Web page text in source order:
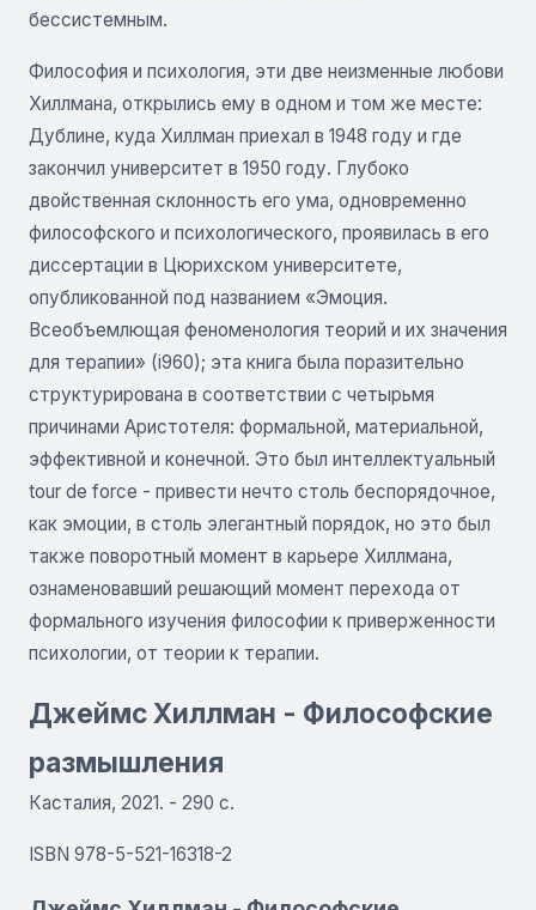
бессистемным.
Философия и психология, эти две неизменные любови
Хиллмана, открылись ему в одном и том же месте:
Дублине, куда Хиллман приехал в 1948 году и где
закончил университет в 1950 году. Глубоко
двойственная склонность его ума, одновременно
философского и психологического, проявилась в его
диссертации в Цюрихском университете,
опубликованной под названием «Эмоция.
Всеобъемлющая феноменология теорий и их значения
для терапии» (i960); эта книга была поразительно
структурирована в соответствии с четырьмя
причинами Аристотеля: формальной, материальной,
эффективной и конечной. Это был интеллектуальный
tour de force - привести нечто столь беспорядочное,
как эмоции, в столь элегантный порядок, но это был
также поворотный момент в карьере Хиллмана,
ознаменовавший решающий момент перехода от
формального изучения философии к приверженности
психологии, от теории к терапии.
Джеймс Хиллман - Философские
размышления
Касталия, 2021. - 290 с.
ISBN 978-5-521-16318-2